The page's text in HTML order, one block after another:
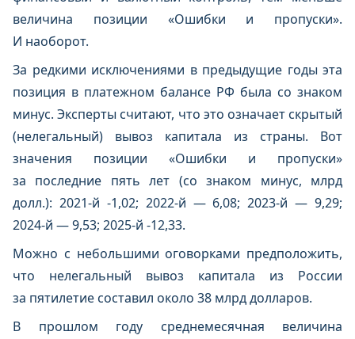
величина позиции «Ошибки и пропуски».
И наоборот.
За редкими исключениями в предыдущие годы эта
позиция в платежном балансе РФ была со знаком
минус. Эксперты считают, что это означает скрытый
(нелегальный) вывоз капитала из страны. Вот
значения позиции «Ошибки и пропуски»
за последние пять лет (со знаком минус, млрд
долл.): 2021-й -1,02; 2022-й — 6,08; 2023-й — 9,29;
2024-й — 9,53; 2025-й -12,33.
Можно с небольшими оговорками предположить,
что нелегальный вывоз капитала из России
за пятилетие составил около 38 млрд долларов.
В прошлом году среднемесячная величина